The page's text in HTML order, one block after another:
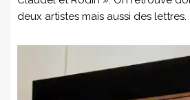
deux artistes mais aussi des lettres.